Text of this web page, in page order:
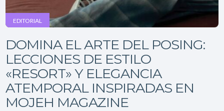
EDITORIAL
DOMINA EL ARTE DEL POSING:
LECCIONES DE ESTILO
«RESORT» Y ELEGANCIA
ATEMPORAL INSPIRADAS EN
MOJEH MAGAZINE